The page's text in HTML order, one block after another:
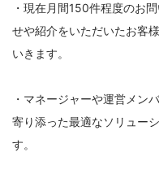
・現在月間150件程度のお
せや紹介をいただいたお客
いきます。
・マネージャーや運営メン
寄り添った最適なソリュー
す。